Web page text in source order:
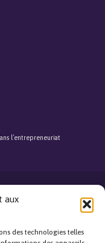
aux
des technologies telles
l’entrepreneuriat
droits réservés.